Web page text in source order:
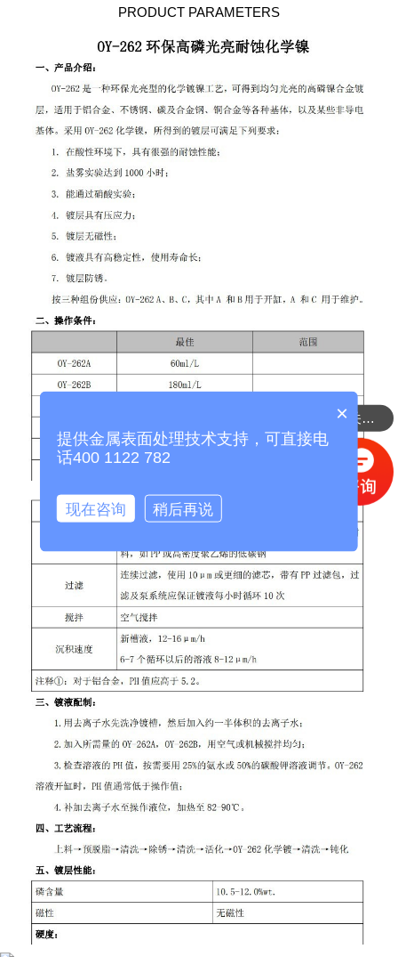
PRODUCT PARAMETERS
需要了解铜处理相关的产品
×
提供金属表面处理技术支持，可直接电
话400 1122 782
现在咨询 稍后再说